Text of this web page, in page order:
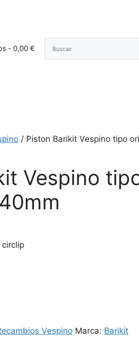
0,00 €
/ Piston Barikit Vespino tipo
Vespino
Vespino Marca: Barikit